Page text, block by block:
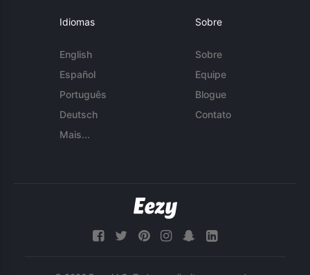
Idiomas
English
Español
Português
Deutsch
Mais...
Sobre
Sobre
Equipe
Blogue
Contato